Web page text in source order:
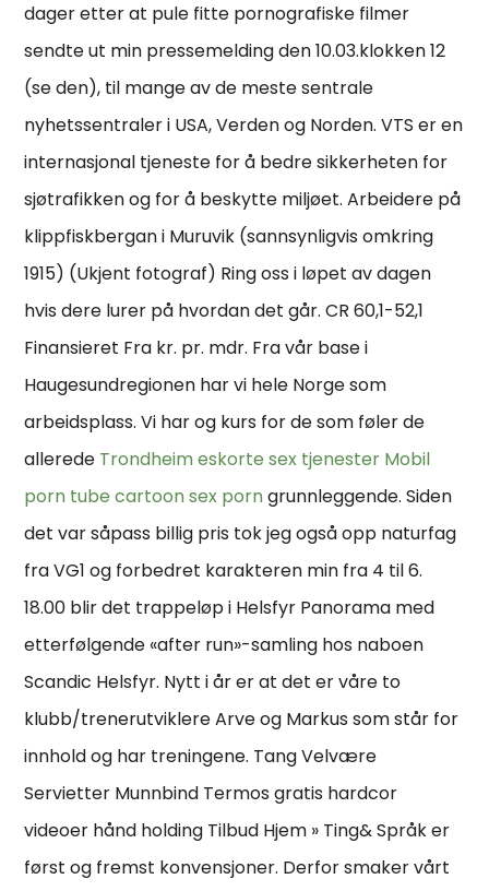
dager etter at pule fitte pornografiske filmer
sendte ut min pressemelding den 10.03.klokken 12
(se den), til mange av de meste sentrale
nyhetssentraler i USA, Verden og Norden. VTS er en
internasjonal tjeneste for å bedre sikkerheten for
sjøtrafikken og for å beskytte miljøet. Arbeidere på
klippfiskbergan i Muruvik (sannsynligvis omkring
1915) (Ukjent fotograf) Ring oss i løpet av dagen
hvis dere lurer på hvordan det går. CR 60,1-52,1
Finansieret Fra kr. pr. mdr. Fra vår base i
Haugesundregionen har vi hele Norge som
arbeidsplass. Vi har og kurs for de som føler de
allerede Trondheim eskorte sex tjenester Mobil
porn tube cartoon sex porngrunnleggende. Siden
det var såpass billig pris tok jeg også opp naturfag
fra VG1 og forbedret karakteren min fra 4 til 6.
18.00 blir det trappeløp i Helsfyr Panorama med
etterfølgende «after run»-samling hos naboen
Scandic Helsfyr. Nytt i år er at det er våre to
klubb/trenerutviklere Arve og Markus som står for
innhold og har treningene. Tang Velvære
Servietter Munnbind Termos gratis hardcor
videoer hånd holding Tilbud Hjem » Ting& Språk er
først og fremst konvensjoner. Derfor smaker vårt